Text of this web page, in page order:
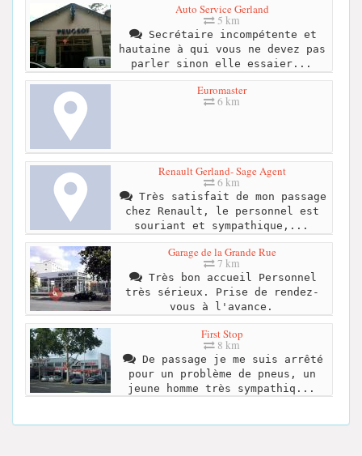
Auto Service Gerland
5 km
Secrétaire incompétente et
hautaine à qui vous ne devez pas
parler sinon elle essaier...
Euromaster
6 km
Renault Gerland- Sage Agent
6 km
Très satisfait de mon passage
chez Renault, le personnel est
souriant et sympathique,...
Garage de la Grande Rue
7 km
Très bon accueil Personnel
très sérieux. Prise de rendez-
vous à l'avance.
First Stop
8 km
De passage je me suis arrêté
pour un problème de pneus, un
jeune homme très sympathiq...